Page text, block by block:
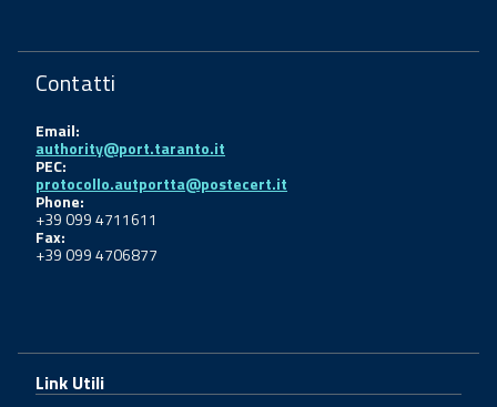
Contatti
Email:
authority@port.taranto.it
PEC:
protocollo.autportta@postecert.it
Phone:
+39 099 4711611
Fax:
+39 099 4706877
Link Utili